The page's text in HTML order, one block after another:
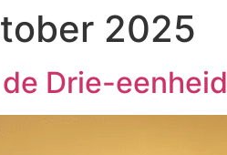
2025
Drie-eenheid